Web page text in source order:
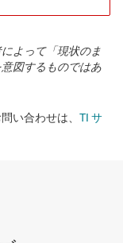
よって「現状のま
図するものではあ
い合わせは、 TI サ